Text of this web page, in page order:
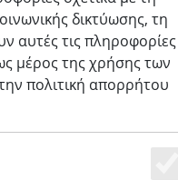
δικτύωσης, τη
αυτές τις
μέρος της χρήσης των
πολιτική απορρήτου